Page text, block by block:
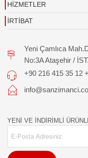
HİZMETLER
İRTİBAT
Yeni Çamlıca
No:3A Ataşehir /
+90 216 415 35 12
YENİ VE İNDİRİMLİ